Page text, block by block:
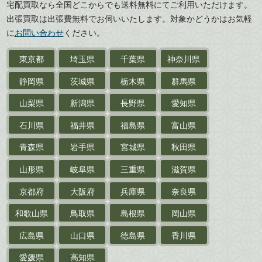
武道書・武術書
近代文学・
サイン色紙
作家草稿・原稿・肉筆物
探偵小説・推理小説
乗物
鉄道・
電車・バス
戦前・戦中の紙物・資料
絵葉書
支那・満洲・朝鮮・
台湾関係古資料
ポスター・チラシ・
徳島県
香川県
愛媛県
宅配買取なら全国どこからでも送料無料にてご利用いただけます。
出張買取は出張費無料でお伺いいたします。対象かどうかはお気軽
にお問い合わせください。
東京都 埼玉県 千葉県
神奈川県
静岡県
茨城県 栃木県
群馬県
山梨県
新潟県 長野県
愛知県
石川県
福井県 福島県
富山県
青森県
岩手県 宮城県
秋田県
山形県
岐阜県 三重県
滋賀県
京都府
大阪府 兵庫県
奈良県
和歌山県
鳥取県 島根県
岡山県
広島県
山口県 徳島県
香川県
愛媛県
高知県